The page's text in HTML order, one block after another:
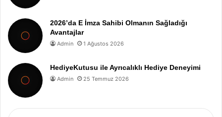
2026’da E İmza Sahibi Olmanın Sağladığı
Avantajlar
Admin 1 Ağustos 2026
HediyeKutusu ile Ayrıcalıklı Hediye Deneyimi
Admin 25 Temmuz 2026